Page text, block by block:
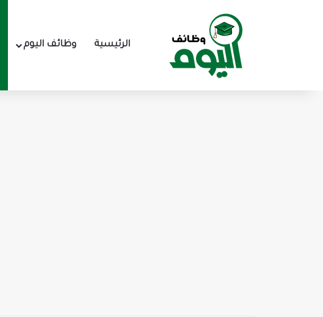
الرئيسية وظائف اليوم